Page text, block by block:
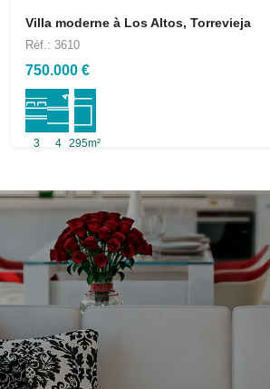
Villa moderne à Los Altos, Torrevieja
Réf.: 3610
750.000 €
3 4 295m²